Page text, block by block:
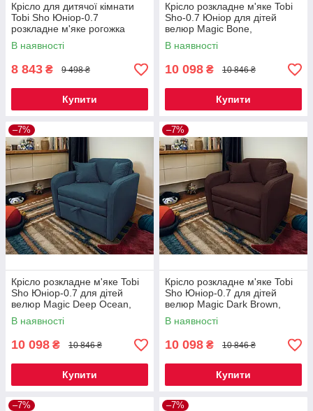
Крісло для дитячої кімнати
Tobi Sho Юніор-0.7
розкладне м'яке рогожка
Caramel/01, 880х800х800 мм
В наявності
8 843 ₴ 9 498 ₴
Купити
Крісло розкладне м'яке Tobi
Sho-0.7 Юніор для дітей
велюр Magic Bone,
880х800х800 мм
В наявності
10 098 ₴ 10 846 ₴
Купити
–7%
Крісло розкладне м'яке Tobi
Sho Юніор-0.7 для дітей
велюр Magic Deep Ocean,
880х800х800 мм
В наявності
10 098 ₴ 10 846 ₴
Купити
–7%
Крісло розкладне м'яке Tobi
Sho Юніор-0.7 для дітей
велюр Magic Dark Brown,
880х800х800 мм
В наявності
10 098 ₴ 10 846 ₴
Купити
–7% –7%